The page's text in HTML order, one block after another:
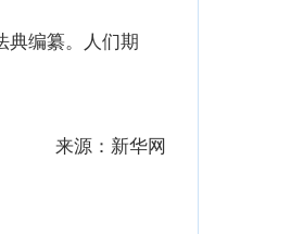
编纂。人们期
来源：新华网